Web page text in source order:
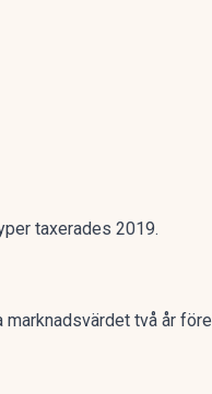
taxerades 2019.
två år före